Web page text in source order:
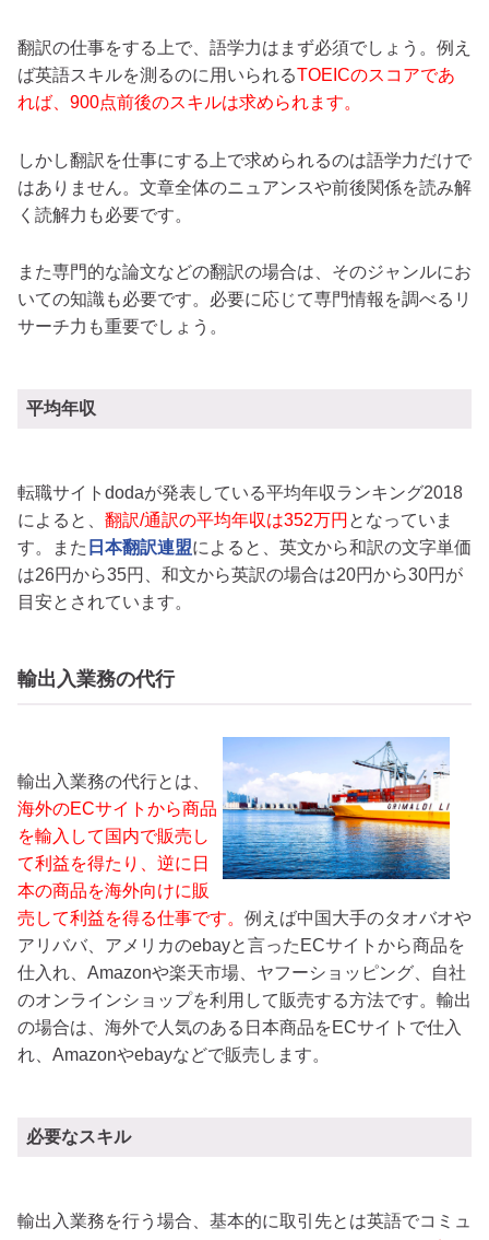
翻訳の仕事をする上で、語学力はまず必須でしょう。例え
ば英語スキルを測るのに用いられるTOEICのスコアであ
れば、900点前後のスキルは求められます。
しかし翻訳を仕事にする上で求められるのは語学力だけで
はありません。文章全体のニュアンスや前後関係を読み解
く読解力も必要です。
また専門的な論文などの翻訳の場合は、そのジャンルにお
いての知識も必要です。必要に応じて専門情報を調べるリ
サーチ力も重要でしょう。
平均年収
転職サイトdodaが発表している平均年収ランキング2018
によると、 翻訳/通訳の平均年収は352万円 となっていま
す。また 日本翻訳連盟によると、英文から和訳の文字単価
は26円から35円、和文から英訳の場合は20円から30円が
目安とされています。
輸出入業務の代行
輸出入業務の代行とは、
海外のECサイトから商品
を輸入して国内で販売し
て利益を得たり、逆に日
本の商品を海外向けに販
売して利益を得る仕事です。 例えば中国大手のタオバオや
アリババ、アメリカのebayと言ったECサイトから商品を
仕入れ、Amazonや楽天市場、ヤフーショッピング、自社
のオンラインショップを利用して販売する方法です。輸出
の場合は、海外で人気のある日本商品をECサイトで仕入
れ、Amazonやebayなどで販売します。
必要なスキル
輸出入業務を行う場合、基本的に取引先とは英語でコミュ